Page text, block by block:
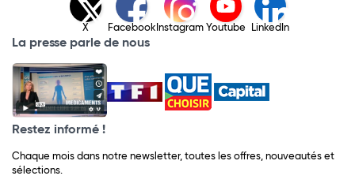
X Facebook Instagram Youtube LinkedIn
La presse parle de nous
Restez informé !
Chaque mois dans notre newsletter, toutes les offres, nouveautés et
sélections.